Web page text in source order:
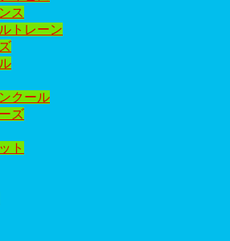
ス
トレーン
クール
ズ
ト